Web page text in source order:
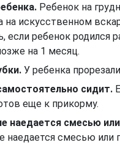
Ребенок на
на искусственном
если ребенок родился
на 1 месяц.
У ребенка
сидит.
еще к прикорму.
наедается смесью
наедается смесью или